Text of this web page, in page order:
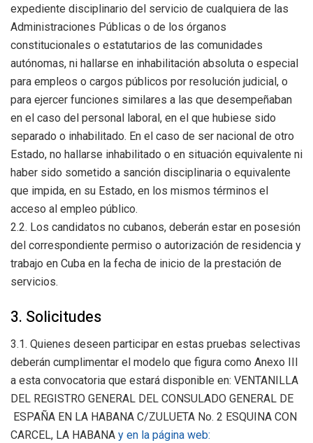
expediente disciplinario del servicio de cualquiera de las
Administraciones Públicas o de los órganos
constitucionales o estatutarios de las comunidades
autónomas, ni hallarse en inhabilitación absoluta o especial
para empleos o cargos públicos por resolución judicial, o
para ejercer funciones similares a las que desempeñaban
en el caso del personal laboral, en el que hubiese sido
separado o inhabilitado. En el caso de ser nacional de otro
Estado, no hallarse inhabilitado o en situación equivalente ni
haber sido sometido a sanción disciplinaria o equivalente
que impida, en su Estado, en los mismos términos el
acceso al empleo público.
2.2. Los candidatos no cubanos, deberán estar en posesión
del correspondiente permiso o autorización de residencia y
trabajo en Cuba en la fecha de inicio de la prestación de
servicios.
3. Solicitudes
3.1. Quienes deseen participar en estas pruebas selectivas
deberán cumplimentar el modelo que figura como Anexo III
a esta convocatoria que estará disponible en: VENTANILLA
DEL REGISTRO GENERAL DEL CONSULADO GENERAL DE
ESPAÑA EN LA HABANA C/ZULUETA No. 2 ESQUINA CON
CARCEL, LA HABANA y en la página web: